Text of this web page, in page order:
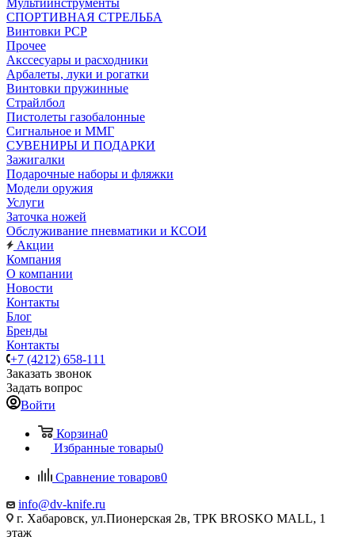
Мультиинструменты
СПОРТИВНАЯ СТРЕЛЬБА
Винтовки PCP
Прочее
Акссесуары и расходники
Арбалеты, луки и рогатки
Винтовки пружинные
Страйлбол
Пистолеты газобалонные
Сигнальное и ММГ
СУВЕНИРЫ И ПОДАРКИ
Зажигалки
Подарочные наборы и фляжки
Модели оружия
Услуги
Заточка ножей
Обслуживание пневматики и КСОИ
Акции
Компания
О компании
Новости
Контакты
Блог
Бренды
Контакты
+7 (4212) 658-111
Заказать звонок
Задать вопрос
Войти
Корзина0
Избранные товары0
Сравнение товаров0
info@dv-knife.ru
г. Хабаровск, ул.Пионерская 2в, ТРК BROSKO MALL, 1
этаж